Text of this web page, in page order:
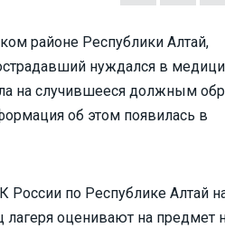
районе Республики Алтай,
нуждался в
на случившееся должным
об этом появилась в
по Республике Алтай
оценивают на предмет